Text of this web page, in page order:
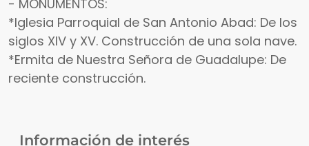
- MONUMENTOS:
*Iglesia Parroquial de San Antonio Abad: De los
siglos XIV y XV. Construcción de una sola nave.
*Ermita de Nuestra Señora de Guadalupe: De
reciente construcción.
Información de interés